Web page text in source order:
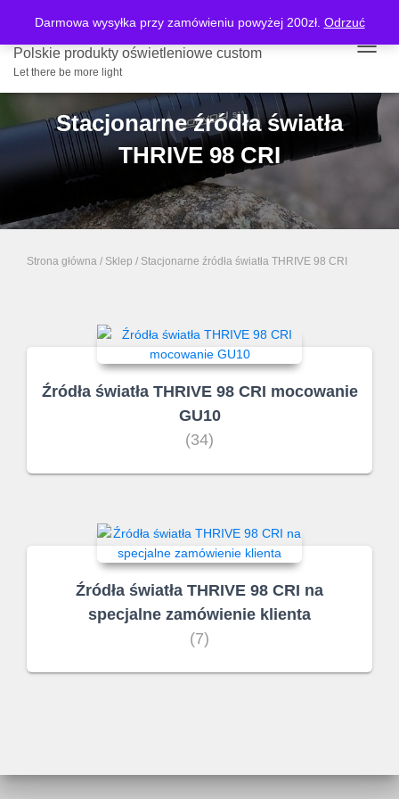
Darmowa wysyłka przy zamówieniu powyżej 200zł. Odrzuć
Polskie produkty oświetleniowe custom
Let there be more light
Stacjonarne źródła światła
THRIVE 98 CRI
Strona główna / Sklep / Stacjonarne źródła światła THRIVE 98 CRI
Źródła światła THRIVE 98 CRI mocowanie
GU10
(34)
Źródła światła THRIVE 98 CRI na
specjalne zamówienie klienta
(7)